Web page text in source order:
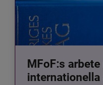
MFoF:s arbete